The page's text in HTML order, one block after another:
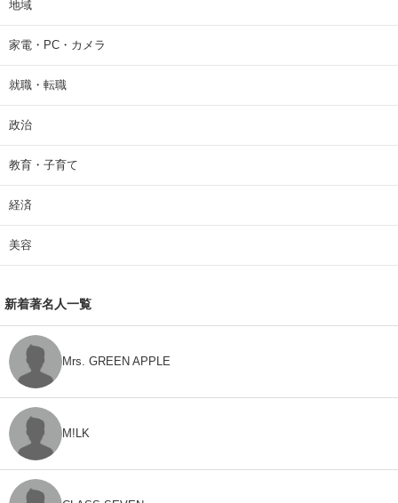
地域
家電・PC・カメラ
就職・転職
政治
教育・子育て
経済
美容
新着著名人一覧
Mrs. GREEN APPLE
M!LK